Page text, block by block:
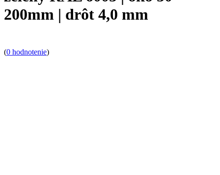
200mm | drôt 4,0 mm
(0 hodnotenie)